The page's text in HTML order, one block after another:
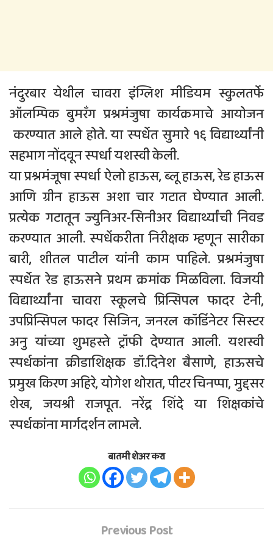
नंदुरबार येथील चावरा इंग्लिश मीडियम स्कुलतर्फे
ऑलम्पिक बुमरँग प्रश्नमंजुषा कार्यक्रमाचे आयोजन
करण्यात आले होते. या स्पर्धेत सुमारे १६ विद्यार्थ्यांनी
सहभाग नोंदवून स्पर्धा यशस्वी केली.
या प्रश्नमंजूषा स्पर्धा ऐलो हाऊस, ब्लू हाऊस, रेड हाऊस
आणि ग्रीन हाऊस अशा चार गटात घेण्यात आली.
प्रत्येक गटातून ज्युनिअर-सिनीअर विद्यार्थ्यांची निवड
करण्यात आली. स्पर्धेकरीता निरीक्षक म्हणून सारीका
बारी, शीतल पाटील यांनी काम पाहिले. प्रश्नमंजुषा
स्पर्धेत रेड हाऊसने प्रथम क्रमांक मिळविला. विजयी
विद्यार्थ्यांना चावरा स्कूलचे प्रिन्सिपल फादर टेनी,
उपप्रिन्सिपल फादर सिजिन, जनरल कॉर्डिनेटर सिस्टर
अनु यांच्या शुभहस्ते ट्रॉफी देण्यात आली. यशस्वी
स्पर्धकांना क्रीडाशिक्षक डॉ.दिनेश बैसाणे, हाऊसचे
प्रमुख किरण अहिरे, योगेश थोरात, पीटर चिनप्पा, मुद्दसर
शेख, जयश्री राजपूत. नरेंद्र शिंदे या शिक्षकांचे
स्पर्धकांना मार्गदर्शन लाभले.
बातमी शेअर करा
Previous Post